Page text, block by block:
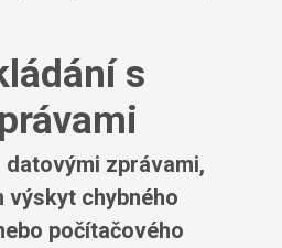
s
zprávami,
výskyt chybného
počítačového